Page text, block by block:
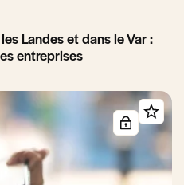
Landes et dans le Var :
entreprises